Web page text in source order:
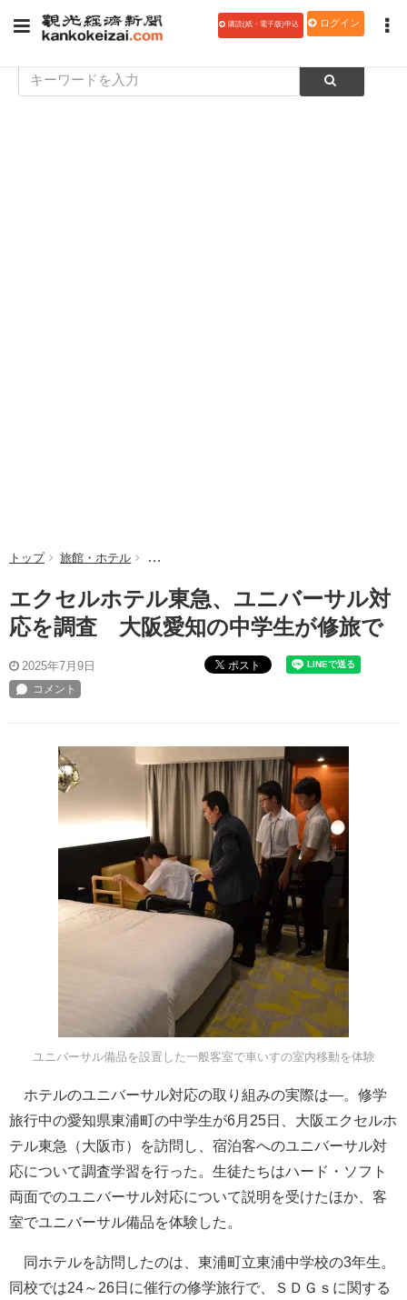
購読(紙・電子版)申込 ログイン
トップ 旅館・ホテル エクセルホテル東急、ユニバーサル対応を調査
エクセルホテル東急、ユニバーサル対
応を調査 大阪愛知の中学生が修旅で
2025年7月9日 ポスト
ユニバーサル備品を設置した一般客室で車いすの室内移動を体験
ホテルのユニバーサル対応の取り組みの実際は―。修学
旅行中の愛知県東浦町の中学生が6月25日、大阪エクセルホ
テル東急（大阪市）を訪問し、宿泊客へのユニバーサル対
応について調査学習を行った。生徒たちはハード・ソフト
両面でのユニバーサル対応について説明を受けたほか、客
室でユニバーサル備品を体験した。
同ホテルを訪問したのは、東浦町立東浦中学校の3年生。
同校では24～26日に催行の修学旅行で、ＳＤＧｓに関する